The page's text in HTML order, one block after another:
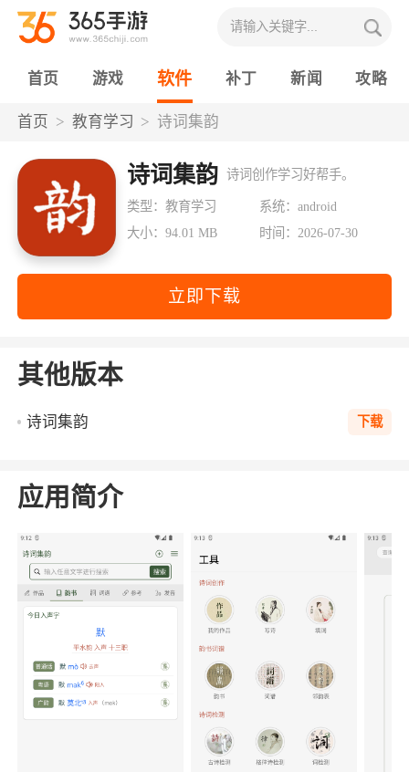
首页 游戏 软件 补丁 新闻 攻略
首页 教育学习 诗词集韵
诗词集韵 诗词创作学习好帮手。
类型：教育学习
系统：android
大小：94.01 MB
时间：2026-07-30
立即下载
其他版本
诗词集韵 下载
应用简介